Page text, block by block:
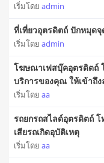
เริ่มโดย admin
ที่เที่ยวอุตรดิตถ์ ปักหมุด
เริ่มโดย admin
โฆษณาเฟสบุ๊คอุตรดิตถ์
บริการของคุณ ให้เข้าถึ
เริ่มโดย aa
รถยกรถสไลด์อุตรดิตถ์
เสียรถเกิดอุบัติเหตุ
เริ่มโดย aa